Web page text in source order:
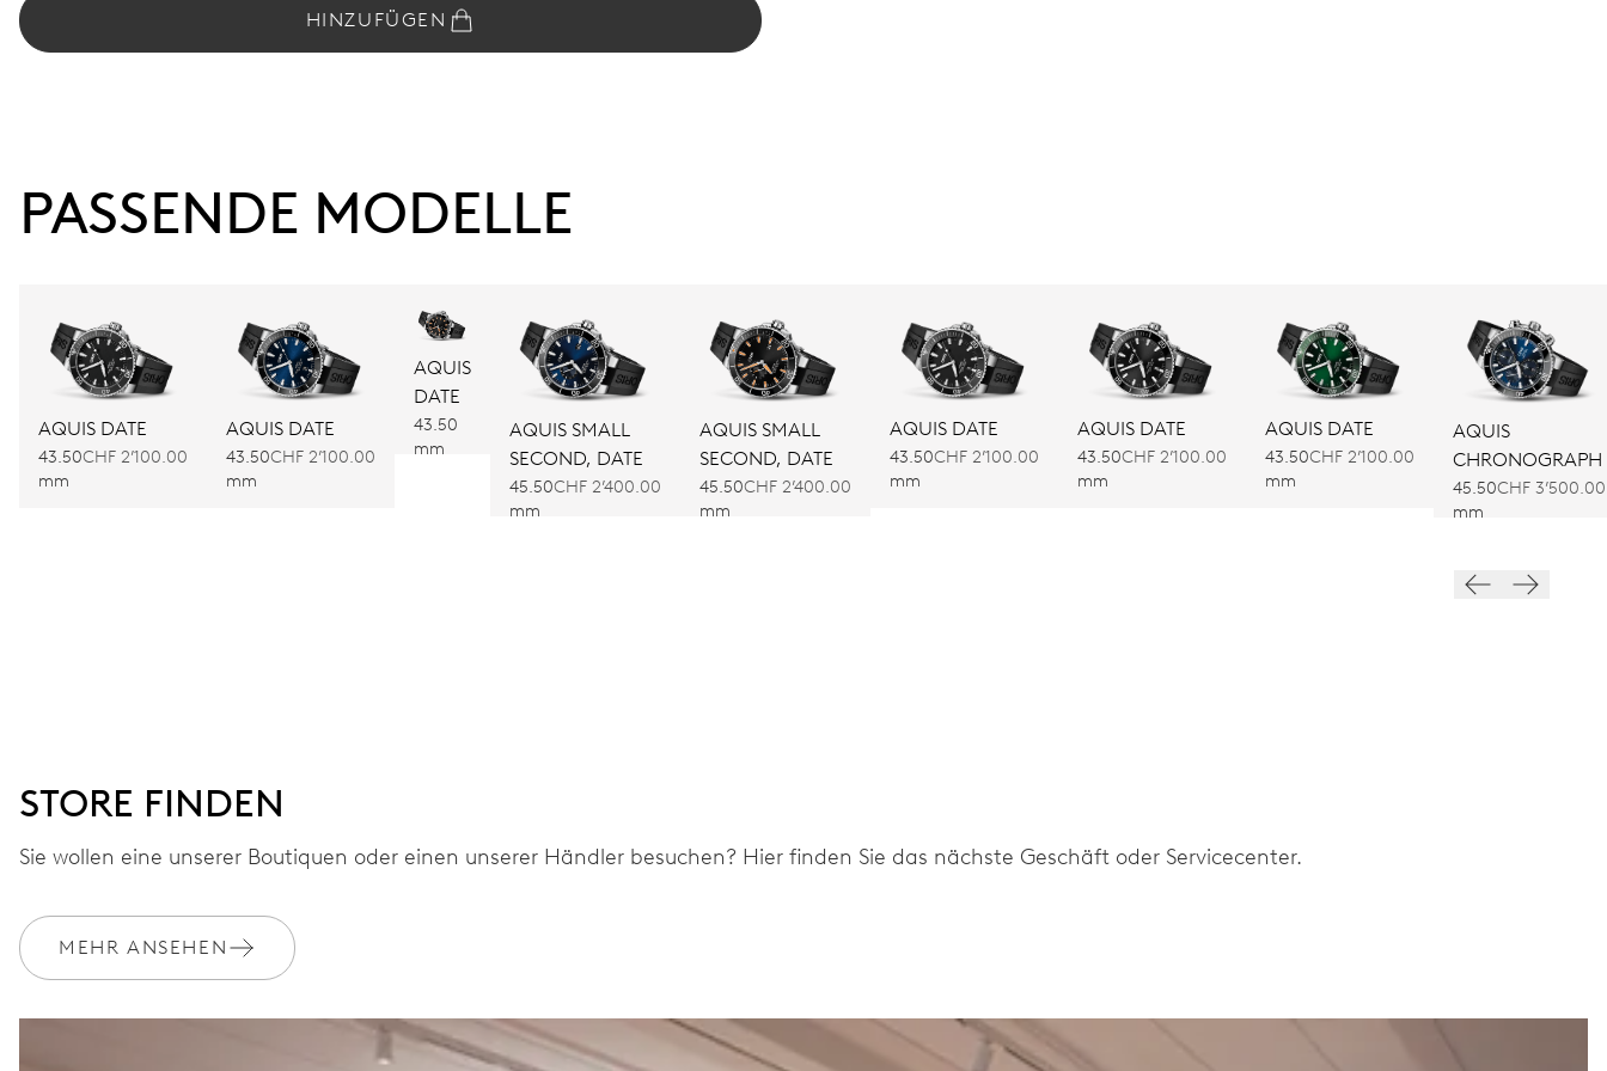
HINZUFÜGEN
PASSENDE MODELLE
AQUIS DATE
43.50
mm
CHF 2’100.00
AQUIS DATE
43.50
mm
CHF 2’100.00
AQUIS
DATE
43.50
mm
AQUIS SMALL
SECOND, DATE
45.50
mm
CHF 2’400.00
AQUIS SMALL
SECOND, DATE
45.50
mm
CHF 2’400.00
AQUIS DATE
43.50
mm
CHF 2’100.00
AQUIS DATE
43.50
mm
CHF 2’100.00
AQUIS DATE
43.50
mm
CHF 2’100.00
AQUIS
CHRONOGRAPH
45.50
mm
CHF 3’500.00
STORE FINDEN
Sie wollen eine unserer Boutiquen oder einen unserer Händler besuchen? Hier finden Sie das nächste Geschäft oder Servicecenter.
MEHR ANSEHEN